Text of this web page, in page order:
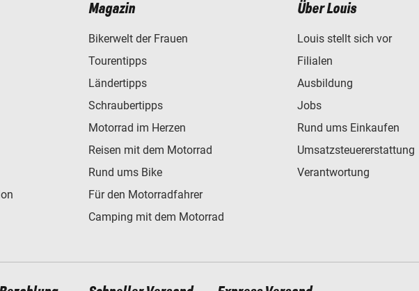
Magazin
Bikerwelt der Frauen
Tourentipps
Ländertipps
Schraubertipps
Motorrad im Herzen
Reisen mit dem Motorrad
Rund ums Bike
Für den Motorradfahrer
Camping mit dem Motorrad
Über Louis
Louis stellt sich vor
Filialen
Ausbildung
Jobs
Rund ums Einkaufen
Umsatzsteuererstattung
Verantwortung